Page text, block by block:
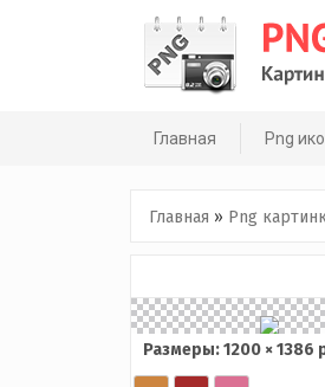
Главная Png
Главная » Png
Размеры: 1200 × 1386